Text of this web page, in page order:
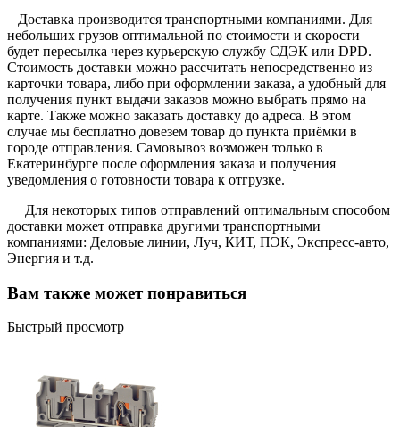
Доставка производится транспортными компаниями. Для
небольших грузов оптимальной по стоимости и скорости
будет пересылка через курьерскую службу СДЭК или DPD.
Стоимость доставки можно рассчитать непосредственно из
карточки товара, либо при оформлении заказа, а удобный для
получения пункт выдачи заказов можно выбрать прямо на
карте. Также можно заказать доставку до адреса. В этом
случае мы бесплатно довезем товар до пункта приёмки в
городе отправления. Самовывоз возможен только в
Екатеринбурге после оформления заказа и получения
уведомления о готовности товара к отгрузке.
Для некоторых типов отправлений оптимальным способом
доставки может отправка другими транспортными
компаниями: Деловые линии, Луч, КИТ, ПЭК, Экспресс-авто,
Энергия и т.д.
Вам также может понравиться
Быстрый просмотр